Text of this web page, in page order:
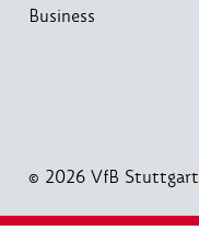
Business
© 2026 VfB Stuttgart